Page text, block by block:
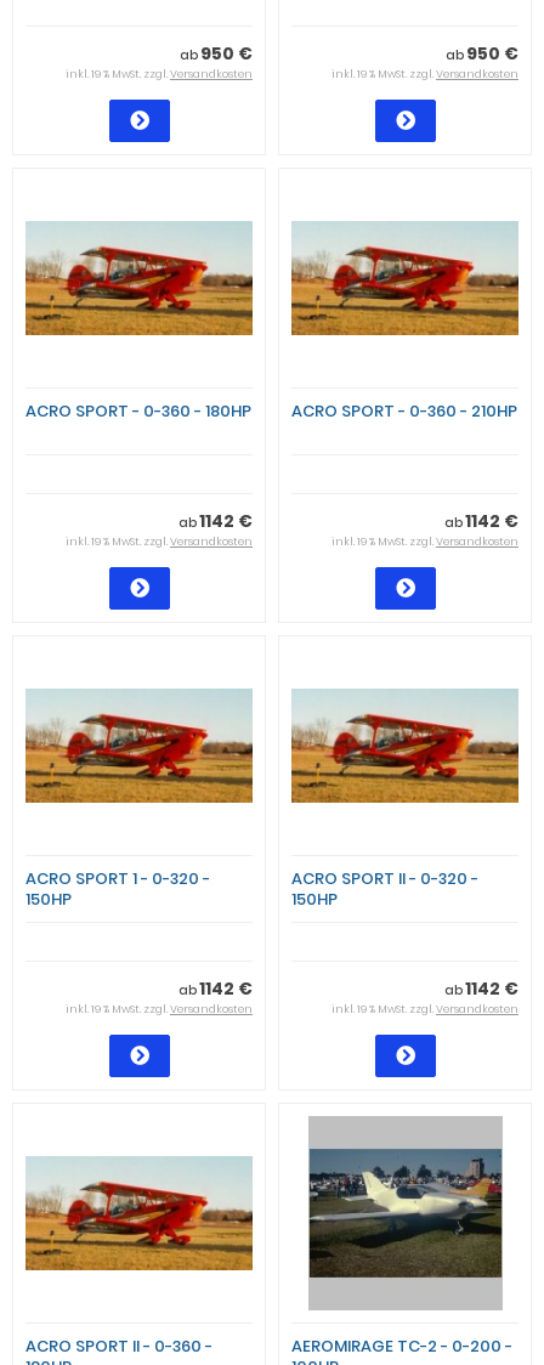
ab 950 €
inkl. 19 % MwSt. zzgl.Versandkosten
ab 950 €
inkl. 19 % MwSt. zzgl.Versandkosten
ACRO SPORT - 0-360 - 180HP
ab1142 €
inkl. 19 % MwSt. zzgl.Versandkosten
ACRO SPORT - 0-360 - 210HP
ab1142 €
inkl. 19 % MwSt. zzgl.Versandkosten
ACRO SPORT 1 - 0-320 -
150HP
ab1142 €
inkl. 19 % MwSt. zzgl.Versandkosten
ACRO SPORT II - 0-320 -
150HP
ab1142 €
inkl. 19 % MwSt. zzgl.Versandkosten
ACRO SPORT II - 0-360 -
AEROMIRAGE TC-2 - 0-200 -